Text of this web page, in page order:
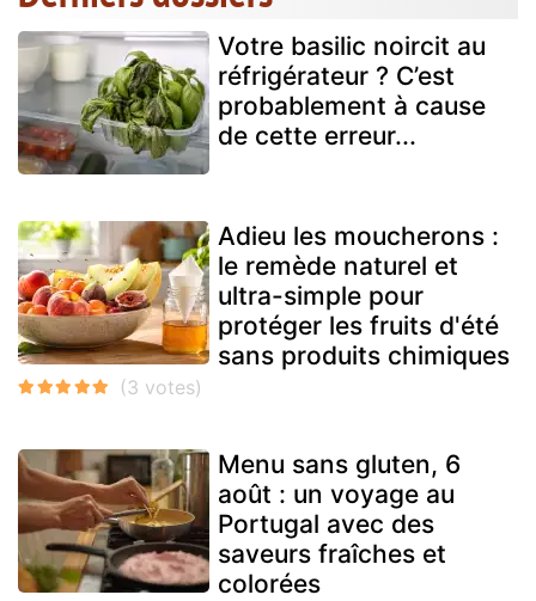
Votre basilic noircit au
réfrigérateur ? C’est
probablement à cause
de cette erreur...
Adieu les moucherons :
le remède naturel et
ultra-simple pour
protéger les fruits d'été
sans produits chimiques
Menu sans gluten, 6
août : un voyage au
Portugal avec des
saveurs fraîches et
colorées